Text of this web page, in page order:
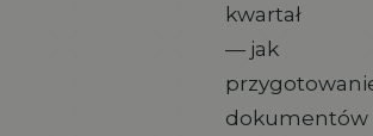
kwartał
— jak
dokumentów